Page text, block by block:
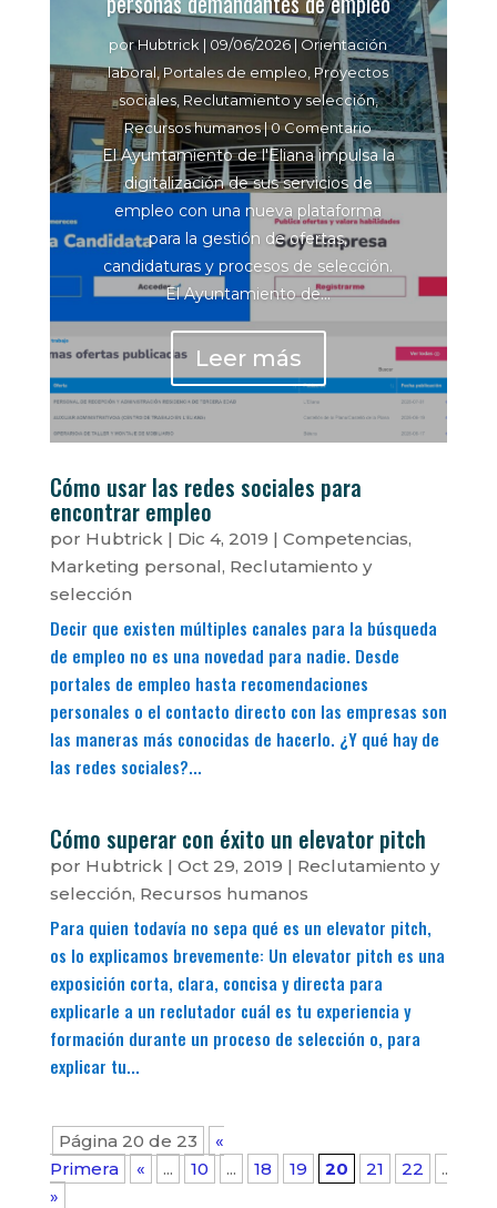
porHubtrick | 09/06/2026 | Orientación
laboral,Portales de empleo, Proyectos
sociales, Reclutamiento y selección,
Recursos humanos| 0 Comentario
El Ayuntamiento de l'Eliana impulsa la
digitalización de sus servicios de
empleo con una nueva plataforma
para la gestión de ofertas,
candidaturas y procesos de selección.
El Ayuntamiento de...
Leer más
Cómo usar las redes sociales para
encontrar empleo
por Hubtrick| Dic 4, 2019 | Competencias,
Marketing personal, Reclutamiento y
selección
Decir que existen múltiples canales para la búsqueda
de empleo no es una novedad para nadie. Desde
portales de empleo hasta recomendaciones
personales o el contacto directo con las empresas son
las maneras más conocidas de hacerlo. ¿Y qué hay de
las redes sociales?...
Cómo superar con éxito un elevator pitch
por Hubtrick| Oct 29, 2019 | Reclutamiento y
selección, Recursos humanos
Para quien todavía no sepa qué es un elevator pitch,
os lo explicamos brevemente: Un elevator pitch es una
exposición corta, clara, concisa y directa para
explicarle a un reclutador cuál es tu experiencia y
formación durante un proceso de selección o, para
explicar tu...
Página 20 de 23
«
Primera
« ... 10 ... 18 19 20 21 22 ...
»